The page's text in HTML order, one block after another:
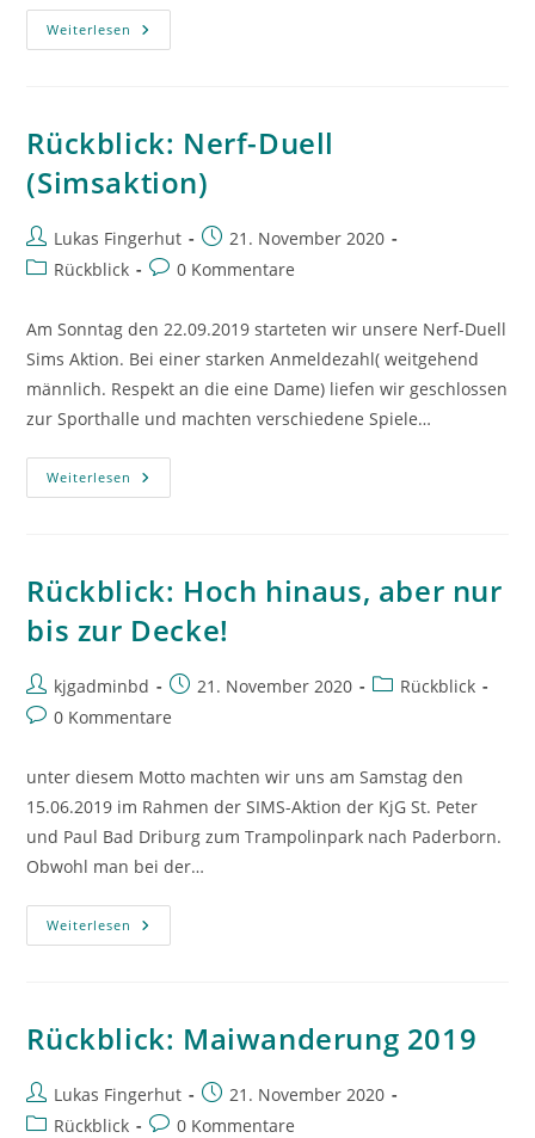
Weiterlesen Rückblick:
Aktion
Rückblick: Nerf-Duell
(Simsaktion)
Beitrags-
Autor:
Lukas Fingerhut
Beitrag
veröffentlicht:
21. November 2020
Beitrags-
Rückblick
Beitrags-
0 Kommentare
Am Sonntag den 22.09.2019 starteten wir unsere Nerf-Duell
Sims Aktion. Bei einer starken Anmeldezahl( weitgehend
männlich. Respekt an die eine Dame) liefen wir geschlossen
zur Sporthalle und machten verschiedene Spiele…
Weiterlesen Rückblick:
Nerf-
Rückblick: Hoch hinaus, aber nur
bis zur Decke!
Beitrags-
Autor:
kjgadminbd
Beitrag
veröffentlicht:
21. November 2020
Beitrags-
Rückblick
Beitrags-
0 Kommentare
unter diesem Motto machten wir uns am Samstag den
15.06.2019 im Rahmen der SIMS-Aktion der KjG St. Peter
und Paul Bad Driburg zum Trampolinpark nach Paderborn.
Obwohl man bei der…
Weiterlesen Rückblick:
Hoch
Zur
Decke!
Rückblick: Maiwanderung 2019
Beitrags-
Autor:
Lukas Fingerhut
Beitrag
veröffentlicht:
21. November 2020
Beitrags-
Rückblick
Beitrags-
0 Kommentare